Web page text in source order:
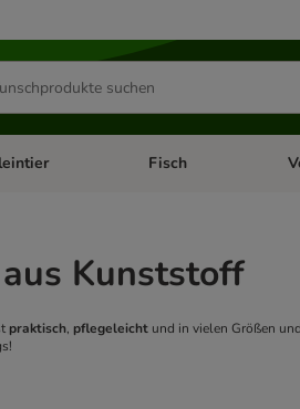
Menü öffnen: Hundefutter &
Kategorie-Menü öffnen:
Fisch
Kunststoff
praktisch, pflegeleicht und in vielen Größen